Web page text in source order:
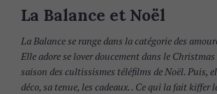
La Balance et Noël
La Balance se range dans la catégorie des
Elle adore se lover doucement dans le
saison des cultissismes téléfilms de Noël. Puis,
déco, sa tenue, les cadeaux. . Ce qui la fait kiffer